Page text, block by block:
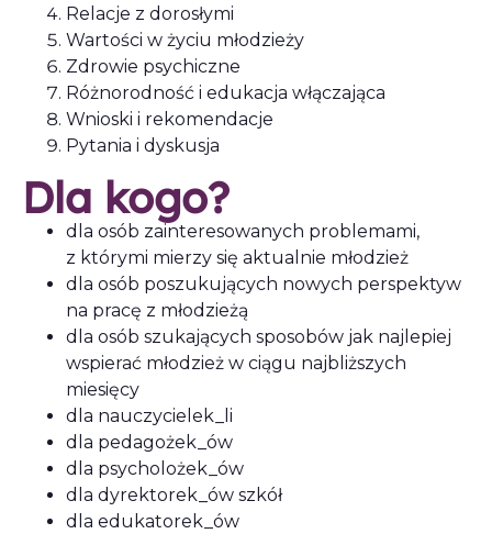
Relacje z dorosłymi
Wartości w życiu młodzieży
Zdrowie psychiczne
Różnorodność i edukacja włączająca
Wnioski i rekomendacje
Pytania i dyskusja
Dla kogo?
dla osób zainteresowanych problemami,
z którymi mierzy się aktualnie młodzież
dla osób poszukujących nowych perspektyw
na pracę z młodzieżą
dla osób szukających sposobów jak najlepiej
wspierać młodzież w ciągu najbliższych
miesięcy
dla nauczycielek_li
dla pedagożek_ów
dla psycholożek_ów
dla dyrektorek_ów szkół
dla edukatorek_ów